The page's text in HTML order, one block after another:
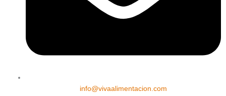
info@vivaalimentacion.com